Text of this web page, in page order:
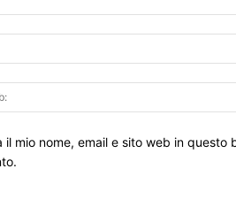
il mio nome, email e sito web in